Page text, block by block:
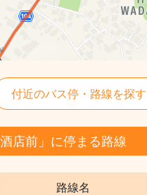
付近のバス停・路線を探す
酒店前」に停まる路線
路線名